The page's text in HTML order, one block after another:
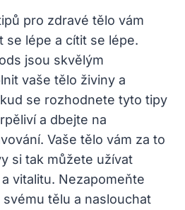
pro zdravé tělo vám
se lépe a cítit se lépe.
jsou skvělým
vaše tělo živiny a
se rozhodnete tyto tipy
a dbejte na
Vaše tělo vám za to
si tak můžete užívat
vitalitu. Nezapomeňte
tělu a naslouchat